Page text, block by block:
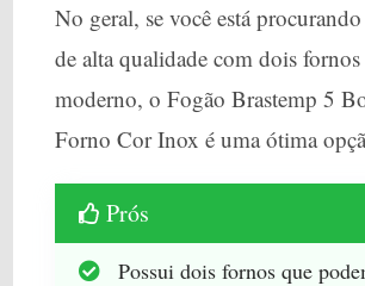
No geral, se você está
de alta qualidade com dois
moderno, o Fogão Brastemp 5
Forno Cor Inox é uma ótima
Prós
Possui dois fornos que